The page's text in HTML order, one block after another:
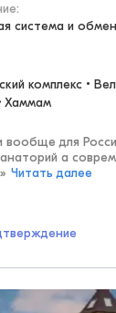
:
система и
комплекс •
Хаммам
вообще для
а
» Читать далее